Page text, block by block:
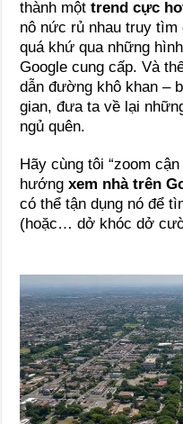
thành mộttrend cực
nô nức rủ nhau truy
quá khứ qua những
Google cung cấp. Và
dẫn đường khô khan –
gian, đưa ta về lại
ngủ quên.
Hãy cùng tôi “zoom
hướngxem nhà trên
có thể tận dụng nó để
(hoặc… dở khóc dở